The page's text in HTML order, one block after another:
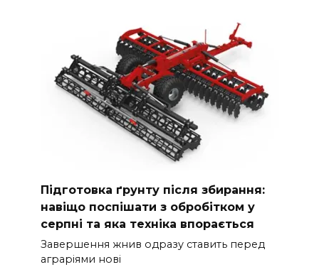
Підготовка ґрунту після збирання:
навіщо поспішати з обробітком у
серпні та яка техніка впорається
Завершення жнив одразу ставить перед
аграріями нові